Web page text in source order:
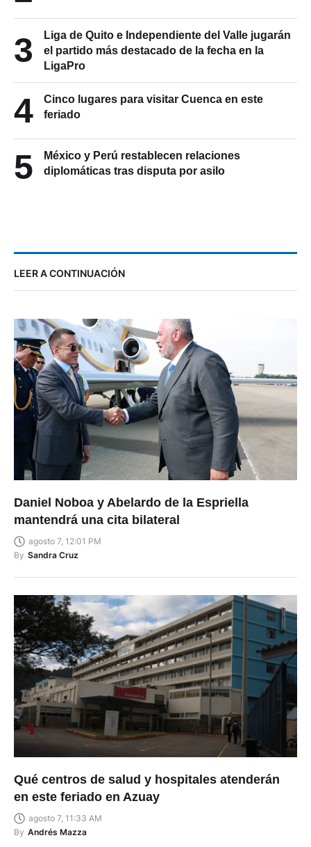
3
Liga de Quito e Independiente del Valle jugarán
el partido más destacado de la fecha en la
LigaPro
4
Cinco lugares para visitar Cuenca en este
feriado
5
México y Perú restablecen relaciones
diplomáticas tras disputa por asilo
LEER A CONTINUACIÓN
mantendrá una cita bilateral
agosto 7, 12:01 PM
By Sandra Cruz
en este feriado en Azuay
agosto 7, 11:33 AM
By Andrés Mazza